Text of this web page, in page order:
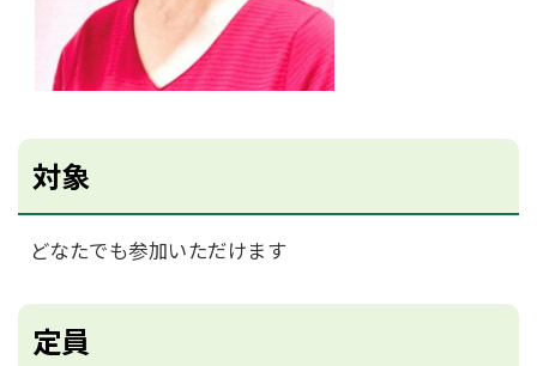
対象
どなたでも参加いただけます
定員